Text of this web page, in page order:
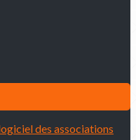
des associations